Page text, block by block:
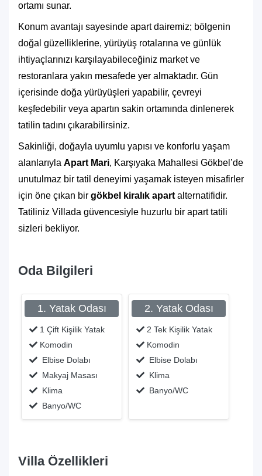
ortamı sunar.
Konum avantajı sayesinde apart dairemiz; bölgenin
doğal güzelliklerine, yürüyüş rotalarına ve günlük
ihtiyaçlarınızı karşılayabileceğiniz market ve
restoranlara yakın mesafede yer almaktadır. Gün
içerisinde doğa yürüyüşleri yapabilir, çevreyi
keşfedebilir veya apartın sakin ortamında dinlenerek
tatilin tadını çıkarabilirsiniz.
Sakinliği, doğayla uyumlu yapısı ve konforlu yaşam
alanlarıyla Apart Mari, Karşıyaka Mahallesi Gökbel’de
unutulmaz bir tatil deneyimi yaşamak isteyen misafirler
için öne çıkan bir gökbel kiralık apart alternatifidir.
Tatiliniz Villada güvencesiyle huzurlu bir apart tatili
sizleri bekliyor.
Oda Bilgileri
1. Yatak Odası
1 Çift Kişilik Yatak
Komodin
Elbise Dolabı
Makyaj Masası
Klima
Banyo/WC
2. Yatak Odası
2 Tek Kişilik Yatak
Komodin
Elbise Dolabı
Klima
Banyo/WC
Villa Özellikleri